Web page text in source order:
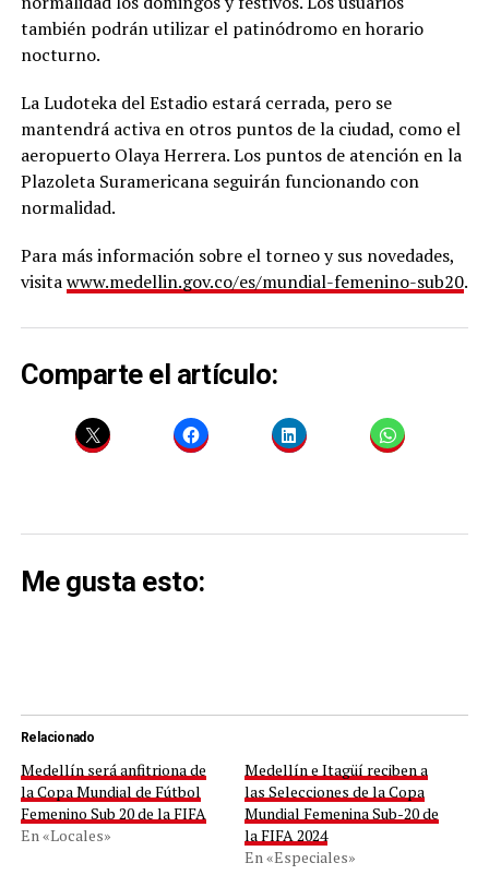
también podrán utilizar el patinódromo en horario
nocturno.
La Ludoteka del Estadio estará cerrada, pero se
mantendrá activa en otros puntos de la ciudad, como el
aeropuerto Olaya Herrera. Los puntos de atención en la
Plazoleta Suramericana seguirán funcionando con
normalidad.
Para más información sobre el torneo y sus novedades,
visitawww.medellin.gov.co/es/mundial-femenino-sub20.
Comparte el artículo:
Me gusta esto:
Relacionado
Medellín será anfitriona de
la Copa Mundial de Fútbol
Femenino Sub 20 de la FIFA
En «Locales»
Medellín e Itagüí reciben a
las Selecciones de la Copa
Mundial Femenina Sub-20 de
la FIFA 2024
En «Especiales»